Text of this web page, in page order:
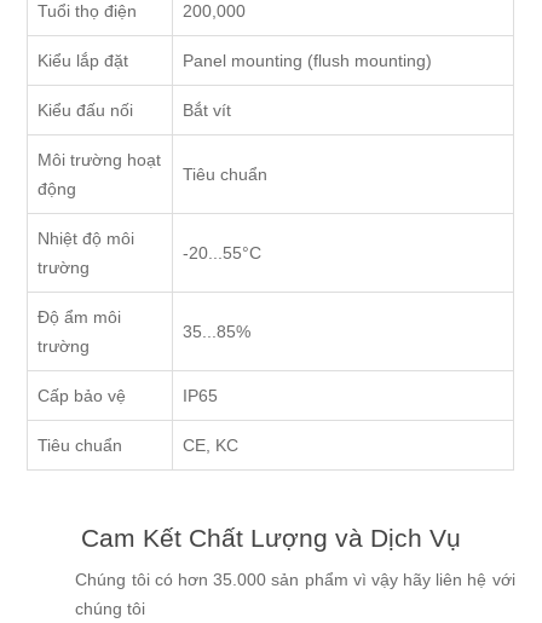
Tuổi thọ điện 200,000
Kiểu lắp đặt Panel mounting (flush mounting)
Kiểu đấu nối Bắt vít
Môi trường hoạt
động
Tiêu chuẩn
Nhiệt độ môi
trường
-20...55°C
Độ ẩm môi
trường
35...85%
Cấp bảo vệ IP65
Tiêu chuẩn CE, KC
Cam Kết Chất Lượng và Dịch Vụ
Chúng tôi có hơn 35.000 sản phẩm vì vậy hãy liên hệ với
chúng tôi